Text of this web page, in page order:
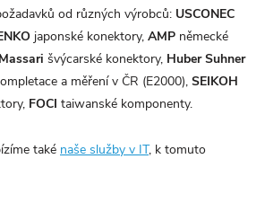
od různých výrobců: USCONEC
japonské konektory, AMP německé
švýcarské konektory, Huber Suhner
a měření v ČR (E2000), SEIKOH
FOCI taiwanské komponenty.
také naše služby v IT, k tomuto